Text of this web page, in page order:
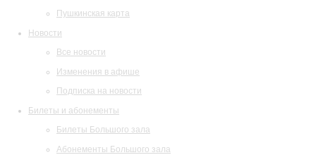
Пушкинская карта
Новости
Все новости
Изменения в афише
Подписка на новости
Билеты и абонементы
Билеты Большого зала
Абонементы Большого зала